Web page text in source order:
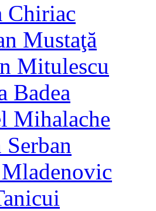
Chiriac
Mustaţă
Mitulescu
Badea
Mihalache